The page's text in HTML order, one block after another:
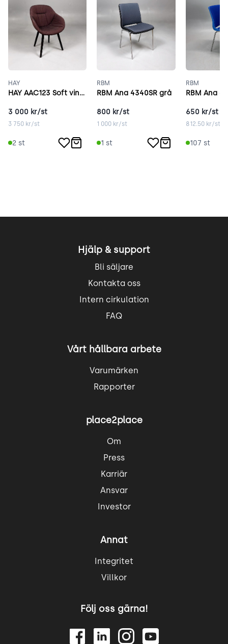
HAY
HAY AAC123 Soft vinröd
3 000 kr/st
3 750 kr/st
2 st
RBM
RBM Ana 4340SR grå
800 kr/st
1 000 kr/st
1 st
RBM
RBM Ana
650 kr/st
812.50kr/st
107 st
Hjälp & support
Bli säljare
Kontakta oss
Intern cirkulation
FAQ
Vårt hållbara arbete
Varumärken
Rapporter
place2place
Om
Press
Karriär
Ansvar
Investor
Annat
Integritet
Villkor
Följ oss gärna!